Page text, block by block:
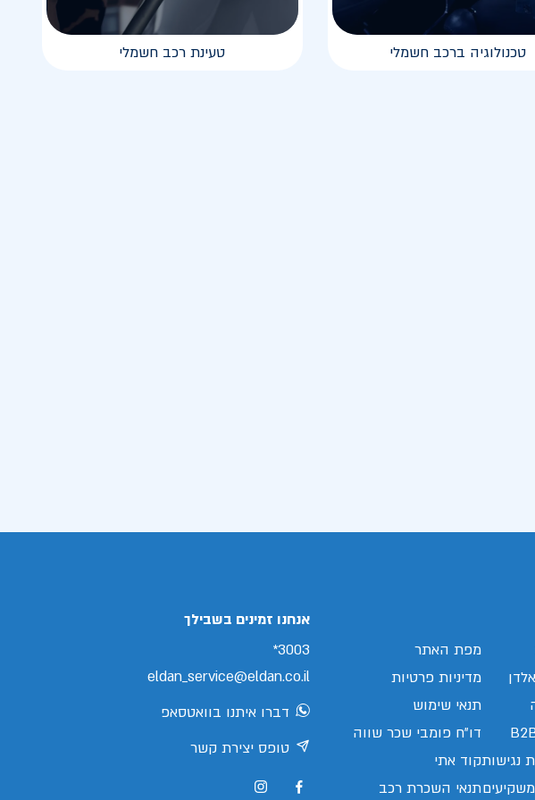
טכנולוגיה ברכב חשמלי טעינת רכב חשמלי
נגישות
מפת האתר
מדיניות פרטיות
תנאי שימוש
דו"ח פומבי שכר שווה
קוד אתי
תנאי השכרת רכב
אנחנו זמינים בשבילך
3003*
eldan_service@eldan.co.il
דברו איתנו בוואטסאפ
טופס יצירת קשר